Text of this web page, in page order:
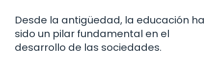
Desde la antigüedad, la educación ha
sido un pilar fundamental en el
desarrollo de las sociedades.